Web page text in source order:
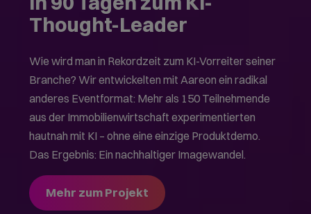
Thought-Leader
Wie wird man in Rekordzeit zum KI-Vorreiter seiner
Branche? Wir entwickelten mit Aareon ein radikal
anderes Eventformat: Mehr als 150 Teilnehmende
aus der Immobilienwirtschaft experimentierten
hautnah mit KI – ohne eine einzige Produktdemo.
Das Ergebnis: Ein nachhaltiger Imagewandel.
Mehr zum Projekt